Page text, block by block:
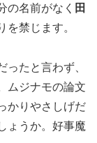
の名前がなく 田
を禁じます。
ったと言わず、
ムジナモの論文
かりやさしげだ
ょうか。好事魔